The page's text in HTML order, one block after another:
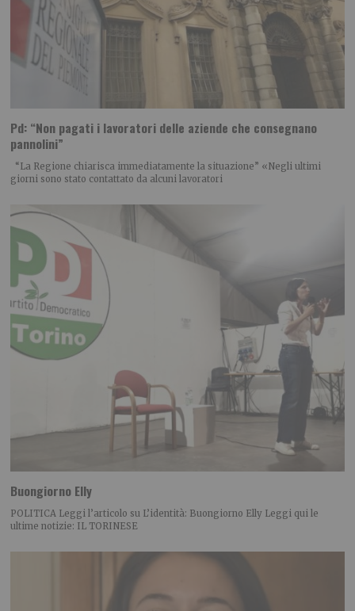
Pd: “Non pagati i lavoratori delle aziende che consegnano
pannolini”
“La Regione chiarisca immediatamente la situazione” «Negli ultimi
giorni sono stato contattato da alcuni lavoratori
Buongiorno Elly
POLITICA Leggi l’articolo su L’identità: Buongiorno Elly Leggi qui le
ultime notizie: IL TORINESE